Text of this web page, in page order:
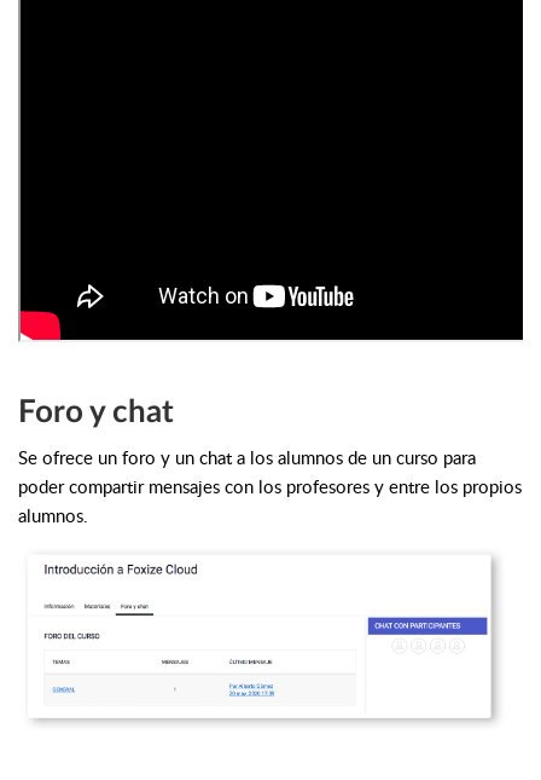
Foro y chat
Se ofrece un foro y un chat a los alumnos de un curso para
poder compartir mensajes con los profesores y entre los propios
alumnos.